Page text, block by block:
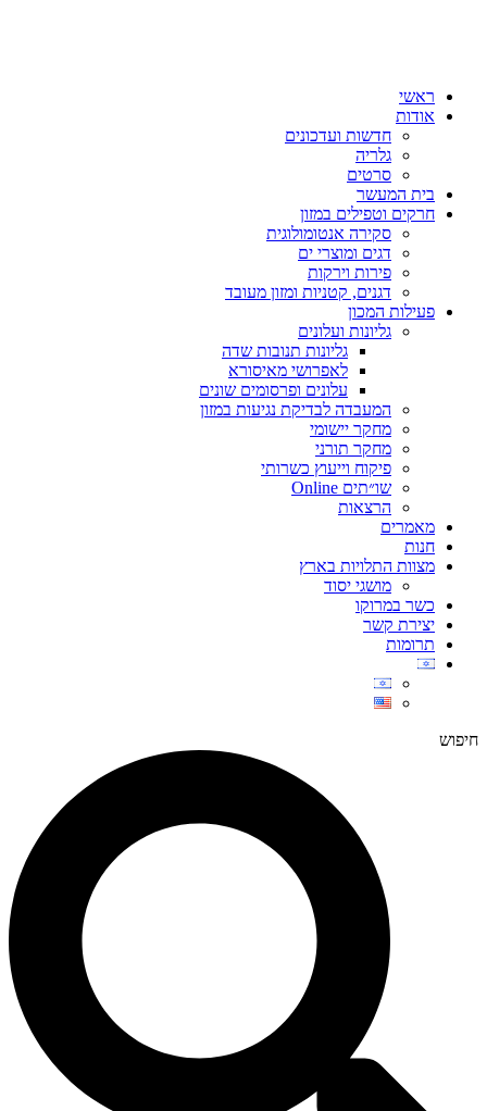
ראשי
אודות
חדשות ועדכונים
גלריה
סרטים
בית המעשר
חרקים וטפילים במזון
סקירה אנטומולוגית
דגים ומוצרי ים
פירות וירקות
דגנים, קטניות ומזון מעובד
פעילות המכון
גליונות ועלונים
גליונות תנובות שדה
לאפרושי מאיסורא
עלונים ופרסומים שונים
המעבדה לבדיקת נגיעות במזון
מחקר יישומי
מחקר תורני
פיקוח וייעוץ כשרותי
שו״תים Online
הרצאות
מאמרים
חנות
מצוות התלויות בארץ
מושגי יסוד
כשר במרוקו
יצירת קשר
תרומות
חיפוש